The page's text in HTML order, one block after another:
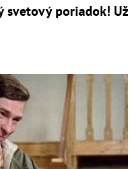
svetový poriadok! Už